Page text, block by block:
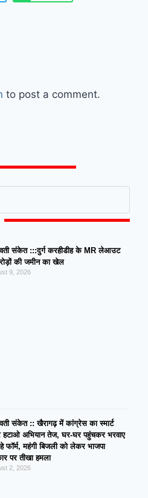
to post a comment.
संकेत :::दुर्ग करहीडीह के MR लेआउट
की जमीन का खेल
9, 2026
संकेत :: खैरागढ़ में कांग्रेस का स्मार्ट
हटाओ अभियान तेज, घर-घर पहुंचकर भरवाए
फॉर्म, महंगी बिजली को लेकर भाजपा
पर तीखा हमला
2, 2026